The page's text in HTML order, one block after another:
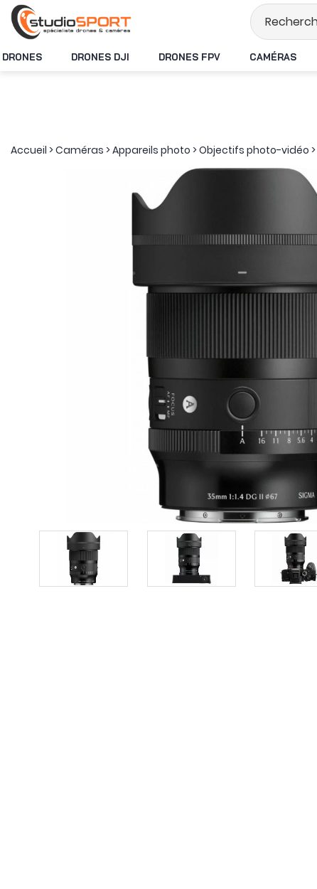
Stock en temps réel
DRONES DRONES DJI DRONES FPV CAMÉRAS
Accueil >Caméras >Appareils photo >Objectifs photo-vidéo >